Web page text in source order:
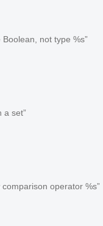
not type %s”
a set”
operator %s”